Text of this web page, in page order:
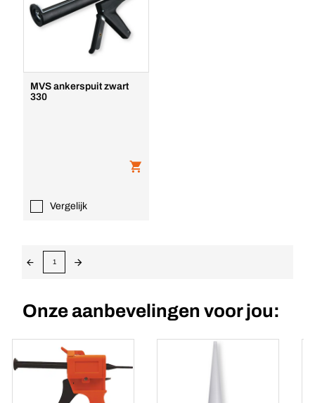
MVS ankerspuit zwart
330
Vergelijk
1
Onze aanbevelingen voor jou: